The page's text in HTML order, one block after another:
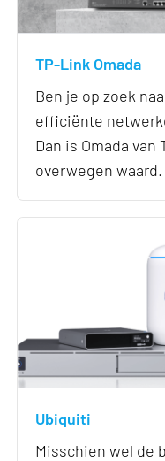
TP-Link Omada
Ben je op zoek
efficiënte
Dan is Omada
overwegen waard.
Ubiquiti
Misschien wel de